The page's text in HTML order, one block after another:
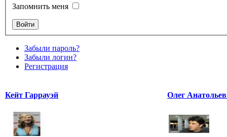
Запомнить меня
Забыли пароль?
Забыли логин?
Регистрация
Кейт Гаррауэй Олег